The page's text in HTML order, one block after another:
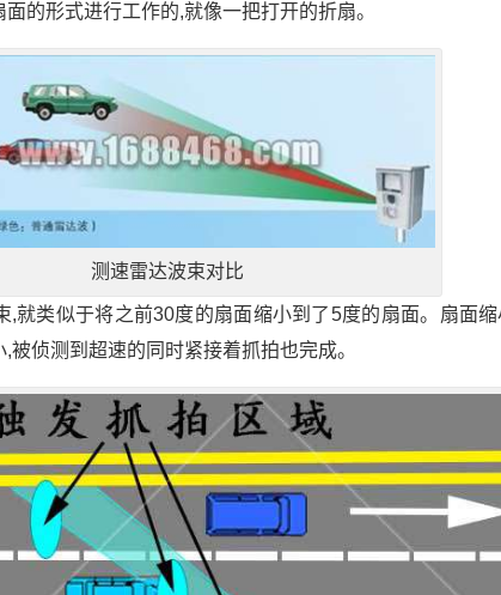
的形式进行工作的,就像一把打开的折扇。
测速雷达波束对比
,就类似于将之前30度的扇面缩小到了5度的扇面。扇面
侦测到超速的同时紧接着抓拍也完成。